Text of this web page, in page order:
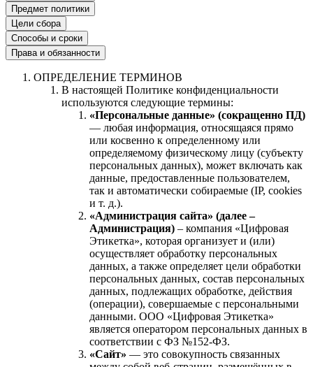
Предмет политики
Цели сбора
Способы и сроки
Права и обязанности
ОПРЕДЕЛЕНИЕ ТЕРМИНОВ
В настоящей Политике конфиденциальности
используются следующие термины:
«Персональные данные» (сокращенно ПД)
— любая информация, относящаяся прямо
или косвенно к определенному или
определяемому физическому лицу (субъекту
персональных данных), может включать как
данные, предоставленные пользователем,
так и автоматически собираемые (IP, cookies
и т. д.).
«Администрация сайта» (далее –
Администрация) – компания «Цифровая
Этикетка», которая организует и (или)
осуществляет обработку персональных
данных, а также определяет цели обработки
персональных данных, состав персональных
данных, подлежащих обработке, действия
(операции), совершаемые с персональными
данными. ООО «Цифровая Этикетка»
является оператором персональных данных в
соответствии с ФЗ №152-ФЗ.
«Сайт» — это совокупность связанных